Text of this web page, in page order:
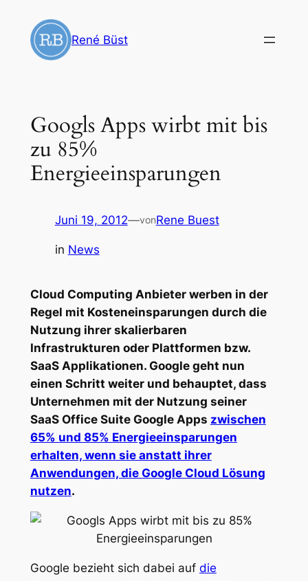
Inhalt
springen
René Büst
Googls Apps wirbt mit bis
zu 85%
Energieeinsparungen
Juni 19, 2012—vonRene Buest
in News
Cloud Computing Anbieter werben in der
Regel mit Kosteneinsparungen durch die
Nutzung ihrer skalierbaren
Infrastrukturen oder Plattformen bzw.
SaaS Applikationen. Google geht nun
einen Schritt weiter und behauptet, dass
Unternehmen mit der Nutzung seiner
SaaS Office Suite Google Apps zwischen
65% und 85% Energieeinsparungen
erhalten, wenn sie anstatt ihrer
Anwendungen, die Google Cloud Lösung
nutzen.
Google bezieht sich dabei auf die